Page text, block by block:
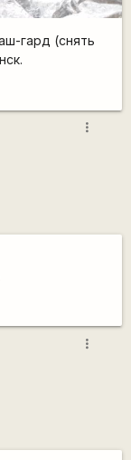
гард (снять
more_vert
more_vert